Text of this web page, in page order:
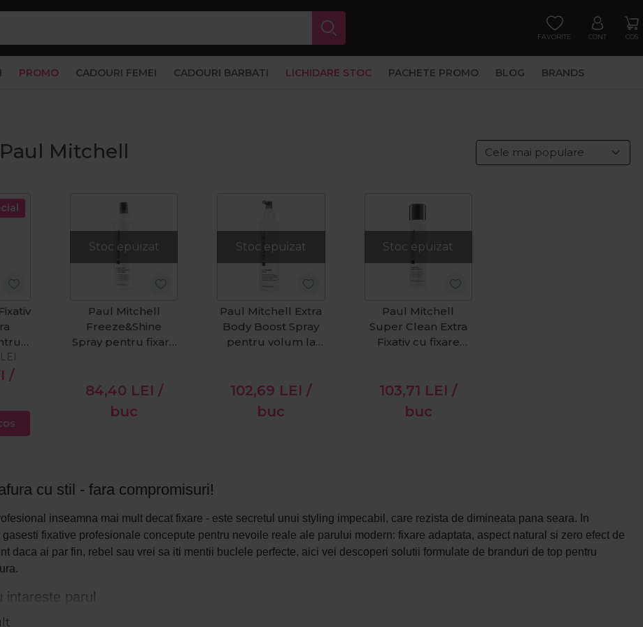
FAVORITE CONT COS
PROMO CADOURI FEMEI CADOURI BARBATI LICHIDARE STOC PACHETE PROMO BLOG BRANDS
Mitchell
/
LEI
Stoc epuizat
Paul Mitchell
Freeze&Shine
Spray pentru fixare
84,40 LEI /
buc
Stoc epuizat
Paul Mitchell Extra
Body Boost Spray
pentru volum la
102,69 LEI /
buc
Stoc epuizat
Paul Mitchell
Super Clean Extra
Fixativ cu fixare
103,71 LEI /
buc
cu stil - fara compromisuri!
inseamna mai mult decat fixare - este secretul unui styling impecabil, care rezista de dimineata pana seara. In
fixative profesionale concepute pentru nevoile reale ale parului modern: fixare adaptata, aspect natural si zero efect de
daca ai par fin, rebel sau vrei sa iti mentii buclele perfecte, aici vei descoperi solutii formulate de branduri de top pentru
intareste parul